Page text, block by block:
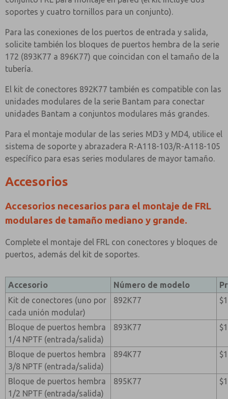
soportes y cuatro tornillos para un conjunto).
Para las conexiones de los puertos de entrada y salida,
solicite también los bloques de puertos hembra de la serie
172 (893K77 a 896K77) que coincidan con el tamaño de la
tubería.
El kit de conectores 892K77 también es compatible con las
unidades modulares de la serie Bantam para conectar
unidades Bantam a conjuntos modulares más grandes.
Para el montaje modular de las series MD3 y MD4, utilice el
sistema de soporte y abrazadera R-A118-103/R-A118-105
específico para esas series modulares de mayor tamaño.
Accesorios
Accesorios necesarios para el montaje de FRL
modulares de tamaño mediano y grande.
Complete el montaje del FRL con conectores y bloques de
puertos, además del kit de soportes.
Accesorio Número de modelo
Kit de conectores (uno por
cada unión modular)
892K77
Bloque de puertos hembra
1/4 NPTF (entrada/salida)
893K77
Bloque de puertos hembra
3/8 NPTF (entrada/salida)
894K77
Bloque de puertos hembra
1/2 NPTF (entrada/salida)
895K77